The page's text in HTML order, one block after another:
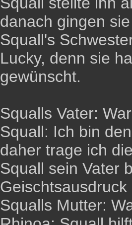
danach gingen
Squall's
Lucky, denn sie
gewünscht.
Squalls Vater:
Squall: Ich bin
daher trage ich
Squall sein Vater
Squalls Mutter: